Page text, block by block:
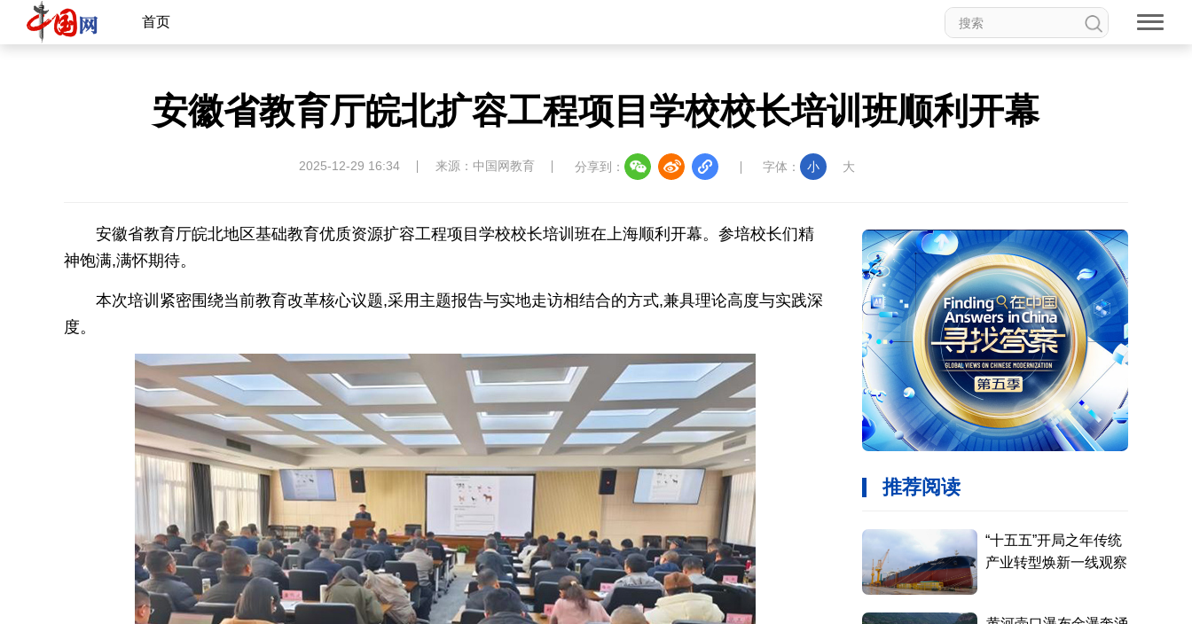
首页
安徽省教育厅皖北扩容工程项目学校校长培训班顺利开幕
2025-12-29 16:34 来源：中国网教育 分享到： 字体： 小 大
安徽省教育厅皖北地区基础教育优质资源扩容工程项目学校校长培训班在上海顺利开幕。参培校长们精
神饱满,满怀期待。
本次培训紧密围绕当前教育改革核心议题,采用主题报告与实地走访相结合的方式,兼具理论高度与实践深
度。